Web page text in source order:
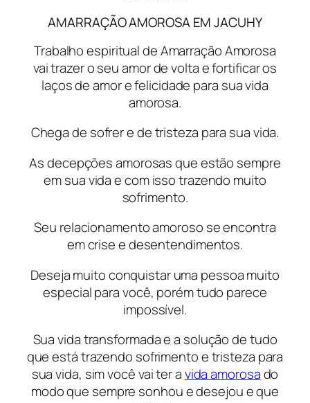
AMARRAÇÃO AMOROSA EM JACUHY
Trabalho espiritual de Amarração Amorosa
vai trazer o seu amor de volta e fortificar os
laços de amor e felicidade para sua vida
amorosa.
Chega de sofrer e de tristeza para sua vida.
As decepções amorosas que estão sempre
em sua vida e com isso trazendo muito
sofrimento.
Seu relacionamento amoroso se encontra
em crise e desentendimentos.
Deseja muito conquistar uma pessoa muito
especial para você, porém tudo parece
impossível.
Sua vida transformada e a solução de tudo
que está trazendo sofrimento e tristeza para
sua vida, sim você vai ter avida amorosado
modo que sempre sonhou e desejou e que